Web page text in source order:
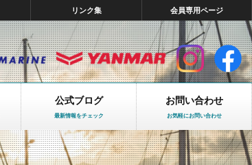
リンク集 会員専用ページ
公式ブログ
最新情報をチェック
お問い合わせ
お気軽にお問い合わせ